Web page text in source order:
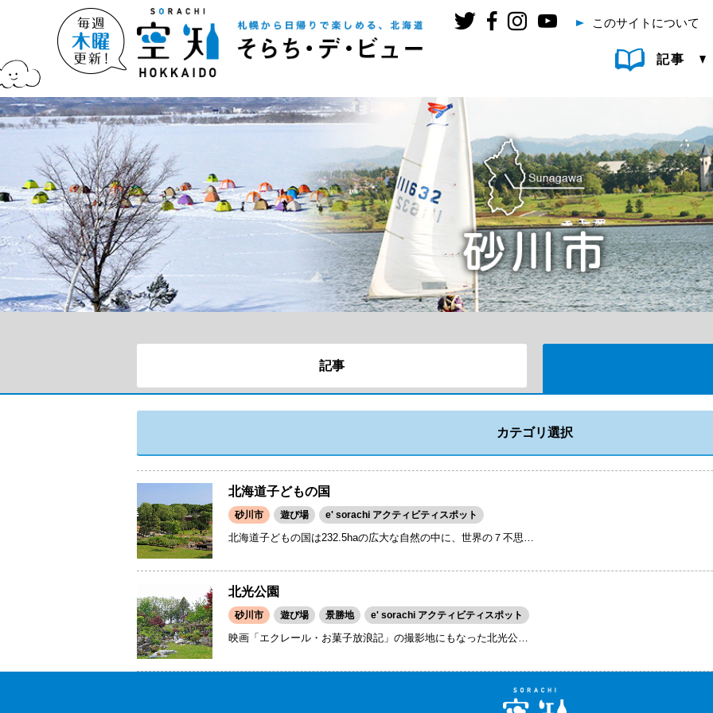
このサイトについて
記事
記事
カテゴリ選択
北海道子どもの国
砂川市 遊び場 e' sorachi アクティビティスポット
北海道子どもの国は232.5haの広大な自然の中に、世界の７不思…
北光公園
砂川市 遊び場 景勝地 e' sorachi アクティビティスポット
映画「エクレール・お菓子放浪記」の撮影地にもなった北光公…